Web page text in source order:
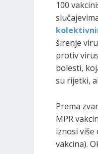
100
širenje
protiv
bolesti,
su rijetki,
Prema
MPR
iznosi više
vakcina).